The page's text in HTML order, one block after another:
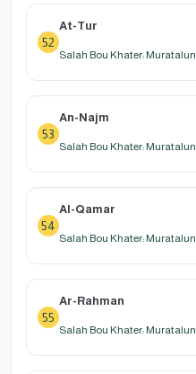
52
At-Tur
Salah Bou Khater: Muratalun
53
An-Najm
Salah Bou Khater: Muratalun
54
Al-Qamar
Salah Bou Khater: Muratalun
55
Ar-Rahman
Salah Bou Khater: Muratalun